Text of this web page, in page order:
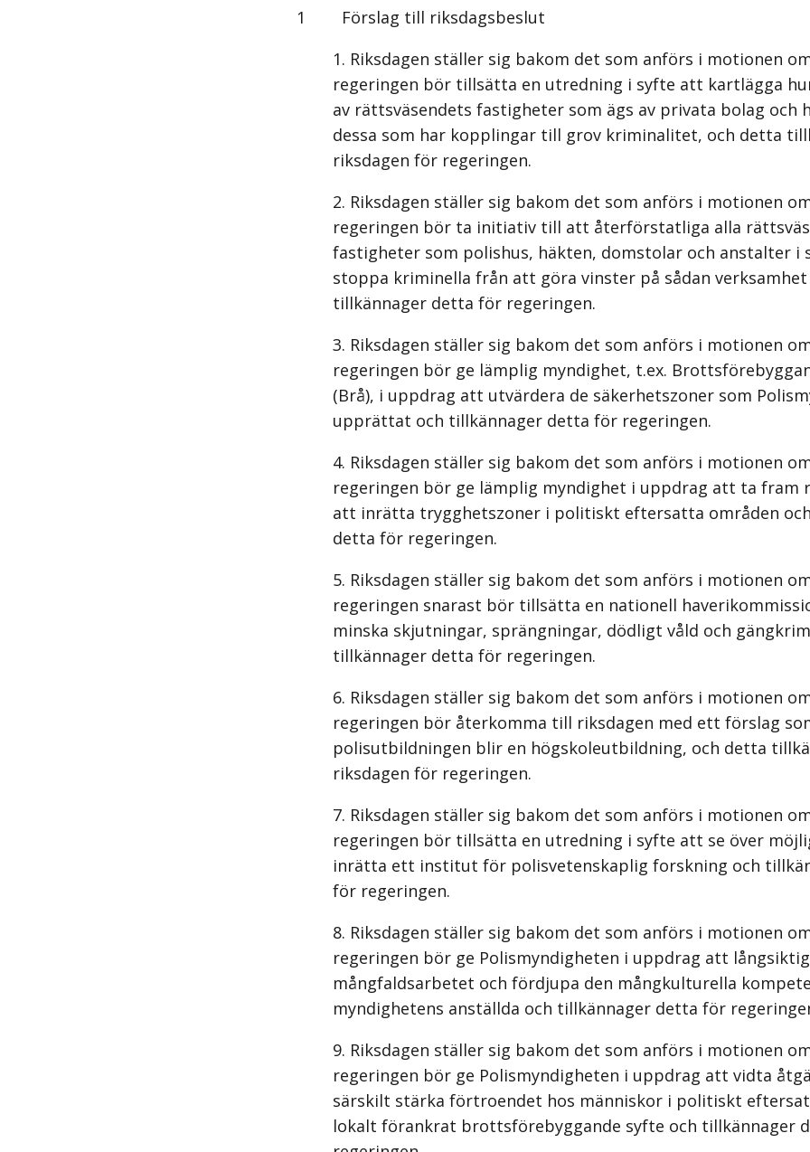
1 Förslag till riksdagsbeslut
Riksdagen ställer sig bakom det som anförs i motionen
regeringen bör tillsätta en utredning i syfte att kartlägga
av rättsväsendets fastigheter som ägs av privata bolag och
dessa som har kopplingar till grov kriminalitet, och detta
riksdagen för regeringen.
Riksdagen ställer sig bakom det som anförs i motionen
regeringen bör ta initiativ till att återförstatliga alla
fastigheter som polishus, häkten, domstolar och anstalter i
stoppa kriminella från att göra vinster på sådan
tillkännager detta för regeringen.
Riksdagen ställer sig bakom det som anförs i motionen
regeringen bör ge lämplig myndighet, t.ex.
(Brå), i uppdrag att utvärdera de säkerhetszoner som
upprättat och tillkännager detta för regeringen.
Riksdagen ställer sig bakom det som anförs i motionen
regeringen bör ge lämplig myndighet i uppdrag att ta fram
att inrätta trygghetszoner i politiskt eftersatta områden
detta för regeringen.
Riksdagen ställer sig bakom det som anförs i motionen
regeringen snarast bör tillsätta en nationell
minska skjutningar, sprängningar, dödligt våld och
tillkännager detta för regeringen.
Riksdagen ställer sig bakom det som anförs i motionen
regeringen bör återkomma till riksdagen med ett förslag
polisutbildningen blir en högskoleutbildning, och detta
riksdagen för regeringen.
Riksdagen ställer sig bakom det som anförs i motionen
regeringen bör tillsätta en utredning i syfte att se över
inrätta ett institut för polisvetenskaplig forskning och
för regeringen.
Riksdagen ställer sig bakom det som anförs i motionen
regeringen bör ge Polismyndigheten i uppdrag att
mångfaldsarbetet och fördjupa den mångkulturella
myndighetens anställda och tillkännager detta för
Riksdagen ställer sig bakom det som anförs i motionen
regeringen bör ge Polismyndigheten i uppdrag att vidta
särskilt stärka förtroendet hos människor i politiskt
lokalt förankrat brottsförebyggande syfte och tillkännager